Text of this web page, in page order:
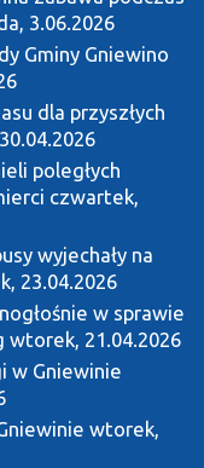
3.06.2026
Gminy Gniewino
dla przyszłych
poległych
czwartek,
wyjechały na
23.04.2026
w sprawie
wtorek, 21.04.2026
w Gniewinie
wtorek,